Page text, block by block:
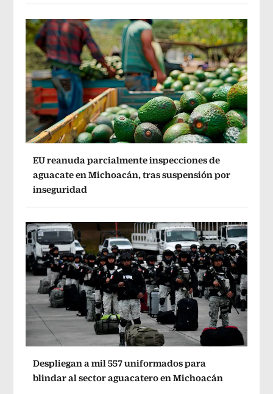
EU reanuda parcialmente inspecciones de
aguacate en Michoacán, tras suspensión por
inseguridad
Despliegan a mil 557 uniformados para
blindar al sector aguacatero en Michoacán